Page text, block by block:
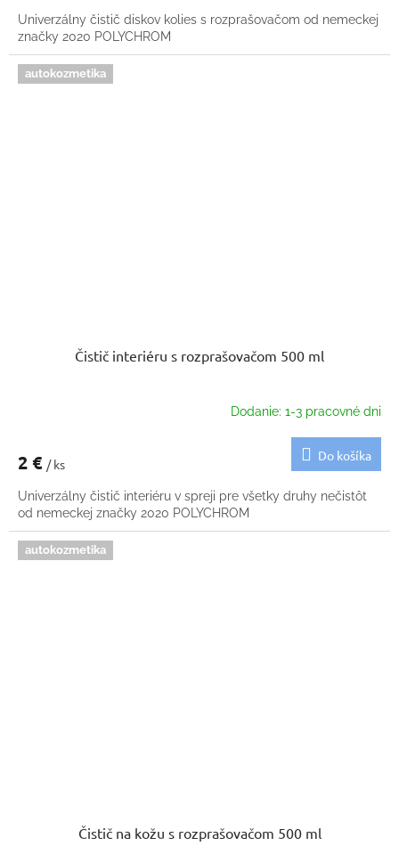
Univerzálny čistič diskov kolies s rozprašovačom od nemeckej
značky 2020 POLYCHROM
autokozmetika
Čistič interiéru s rozprašovačom 500 ml
Dodanie: 1-3 pracovné dni
2 € / ks
Do košíka
Univerzálny čistič interiéru v spreji pre všetky druhy nečistôt
od nemeckej značky 2020 POLYCHROM
autokozmetika
Čistič na kožu s rozprašovačom 500 ml